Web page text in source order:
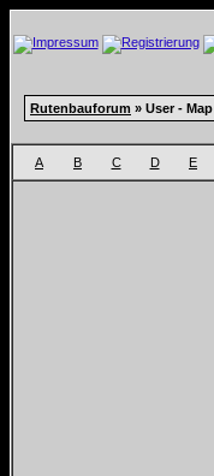
Rutenbauforum » User - Map
A B C D E